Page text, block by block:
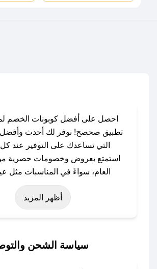
احصل على أفضل كوبونات الخصم
تطبيق صحصح! نوفر لك أحدث وأفضل
التي تساعدك على التوفير عند
استمتع بعروض وخصومات حصرية
العام، سواءً في المناسبات مثل
الأضحى، الجمعة البيضاء (شهر
اليوم الوطني، يوم التأسيس، أو
باستخدام تطبيق صحصح، يمكنك
أظهر المزيد
سياسة الشحن